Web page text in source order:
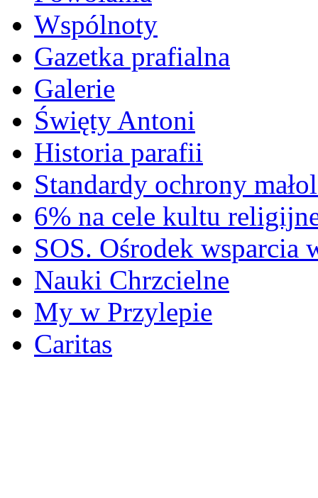
Wspólnoty
Gazetka prafialna
Galerie
Święty Antoni
Historia parafii
Standardy ochrony
6% na cele kultu
SOS. Ośrodek wsparcia
Nauki Chrzcielne
My w Przylepie
Caritas